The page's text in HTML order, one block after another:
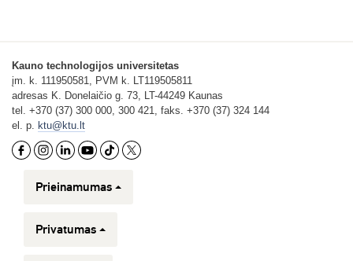
Kauno technologijos universitetas
įm. k. 111950581, PVM k. LT119505811
adresas K. Donelaičio g. 73, LT-44249 Kaunas
tel. +370 (37) 300 000, 300 421, faks. +370 (37) 324 144
el. p.
ktu@ktu.lt
Prieinamumas
Privatumas